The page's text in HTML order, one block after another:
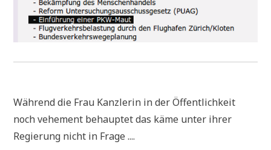
Wäh­rend die Frau Kanz­le­rin in der Öffent­lich­keit
noch vehe­ment behaup­tet das käme unter ihrer
Regie­rung nicht in Frage ....